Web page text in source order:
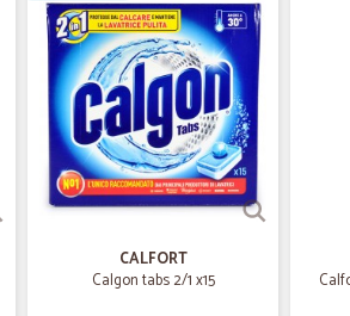
Una scatola è
Una scatola è arrivata
trasportatore e non da voi
Consegna non
Consegna non troppo
rifiutato
CALFORT
Calgon tabs 2/1 x15